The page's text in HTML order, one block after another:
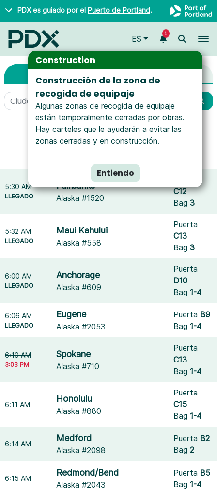
Saltar al contenido principal
PDX es guiado por el Puerto de Portland.
Construction
Construcción de la zona de
recogida de equipaje
Algunas zonas de recogida de equipaje
están temporalmente cerradas por obras.
Hay carteles que le ayudarán a evitar las
zonas cerradas y en construcción.
Entiendo
ES
1
Llegadas y Salidas
Arrivals & Departures
More filters
Mostrando resultados paraWestJet
5:30 AM
LLEGADO
Fairbanks
Alaska #1520
C12
Bag3
5:32 AM
LLEGADO
Maui Kahului
Alaska #558
Puerta
C13
Bag3
6:00 AM
LLEGADO
Anchorage
Alaska #609
Puerta
D10
Bag1-4
6:06 AM
LLEGADO
Eugene
Alaska #2053
Puerta B9
Bag1-4
6:10 AM
3:03 PM
Spokane
Alaska #710
Puerta
C13
Bag1-4
6:11 AM
Honolulu
Alaska #880
Puerta
C15
Bag1-4
6:14 AM
Medford
Alaska #2098
Puerta B2
Bag2
6:15 AM
Redmond/Bend
Alaska #2043
Puerta B5
Bag1-4